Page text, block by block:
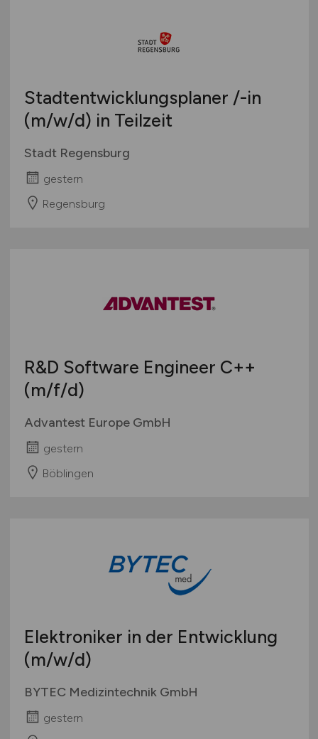
Stadtentwicklungsplaner /-in
(m/w/d) in Teilzeit
Stadt Regensburg
gestern
Regensburg
R&D Software Engineer C++
(m/f/d)
Advantest Europe GmbH
gestern
Böblingen
Elektroniker in der Entwicklung
(m/w/d)
BYTEC Medizintechnik GmbH
gestern